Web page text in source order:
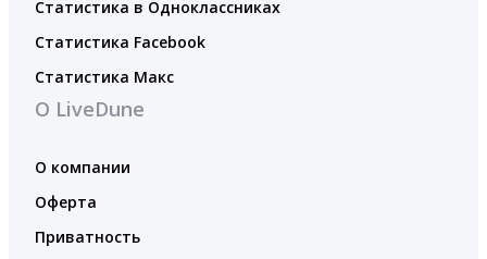
Статистика в Одноклассниках
Статистика Facebook
Статистика Макс
О LiveDune
О компании
Оферта
Приватность